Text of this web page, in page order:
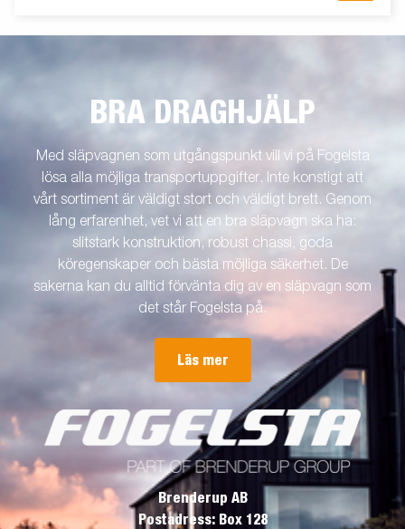
BRA DRAGHJÄLP
Med släpvagnen som utgångspunkt vill vi på Fogelsta
lösa alla möjliga transportuppgifter. Inte konstigt att
vårt sortiment är väldigt stort och väldigt brett. Genom
lång erfarenhet, vet vi att en bra släpvagn ska ha:
slitstark konstruktion, robust chassi, goda
köregenskaper och bästa möjliga säkerhet. De
sakerna kan du alltid förvänta dig av en släpvagn som
det står Fogelsta på.
Läs mer
Brenderup AB
Postadress: Box 128